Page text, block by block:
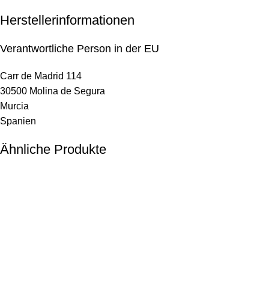
Herstellerinformationen
Verantwortliche Person in der EU
Carr de Madrid 114
30500 Molina de Segura
Murcia
Spanien
Ähnliche Produkte